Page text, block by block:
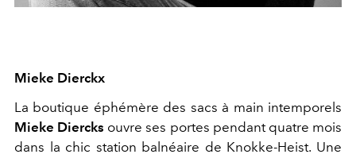
Mieke Dierckx
La boutique éphémère des sacs à main intemporels
Mieke Diercks ouvre ses portes pendant quatre mois
dans la chic station balnéaire de Knokke-Heist. Une